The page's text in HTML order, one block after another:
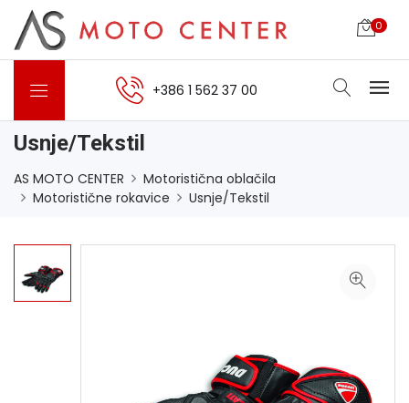
0
+386 1 562 37 00
Usnje/Tekstil
AS MOTO CENTER
Motoristična oblačila
Motoristične rokavice
Usnje/Tekstil